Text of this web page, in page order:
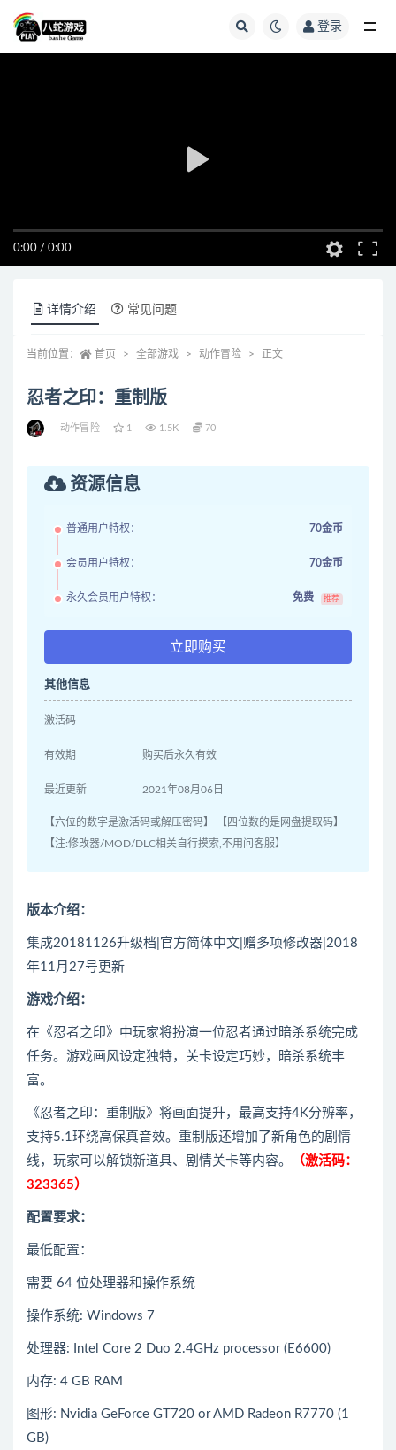
登录
0:00 / 0:00
详情介绍 常见问题
当前位置： 首页 全部游戏 动作冒险 正文
忍者之印：重制版
动作冒险 1 1.5K 70
资源信息
普通用户特权： 70金币
会员用户特权： 70金币
永久会员用户特权： 免费 推荐
立即购买
其他信息
激活码
有效期 购买后永久有效
最近更新 2021年08月06日
【六位的数字是激活码或解压密码】 【四位数的是网盘提取码】
【注:修改器/MOD/DLC相关自行摸索,不用问客服】
版本介绍：
集成20181126升级档|官方简体中文|赠多项修改器|2018
年11月27号更新
游戏介绍：
在《忍者之印》中玩家将扮演一位忍者通过暗杀系统完成
任务。游戏画风设定独特，关卡设定巧妙，暗杀系统丰
富。
《忍者之印：重制版》将画面提升，最高支持4K分辨率，
支持5.1环绕高保真音效。重制版还增加了新角色的剧情
线，玩家可以解锁新道具、剧情关卡等内容。
（激活码：
323365）
配置要求：
最低配置：
需要 64 位处理器和操作系统
操作系统: Windows 7
处理器: Intel Core 2 Duo 2.4GHz processor (E6600)
内存: 4 GB RAM
图形: Nvidia GeForce GT720 or AMD Radeon R7770 (1
GB)